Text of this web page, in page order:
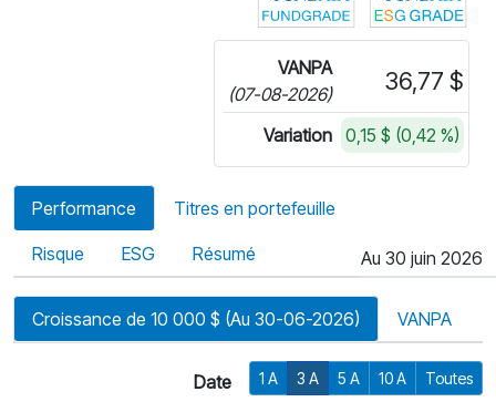
VANPA
(07-08-2026)
36,77 $
Variation 0,15 $ (0,42 %)
Performance Titres en portefeuille
Risque ESG Résumé Au 30 juin 2026
Croissance de 10 000 $ (Au 30-06-2026) VANPA
Date 1 A 3 A 5 A 10 A Toutes